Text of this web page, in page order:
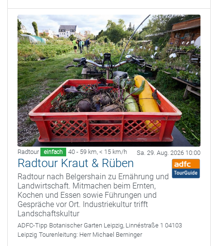
Radtour einfach 40 - 59 km, < 15 km/h Sa. 29. Aug. 2026 10:00
Radtour Kraut & Rüben
Radtour nach Belgershain zu Ernährung und
Landwirtschaft. Mitmachen beim Ernten,
Kochen und Essen sowie Führungen und
Gespräche vor Ort. Industriekultur trifft
Landschaftskultur
ADFC-Tipp Botanischer Garten Leipzig, Linnéstraße 1 04103
Leipzig Tourenleitung: Herr Michael Berninger